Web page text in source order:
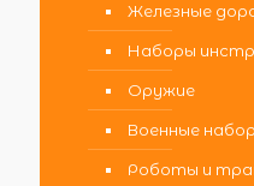
Железные
Наборы
Оружие
Военные
Роботы и